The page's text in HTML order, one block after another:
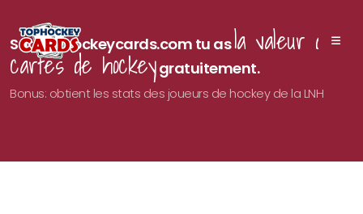
Sur Tophockeycards.com tu asla valeur des
cartes de hockey gratuitement.
Bonus: obtient les stats des joueurs de hockey de la LNH